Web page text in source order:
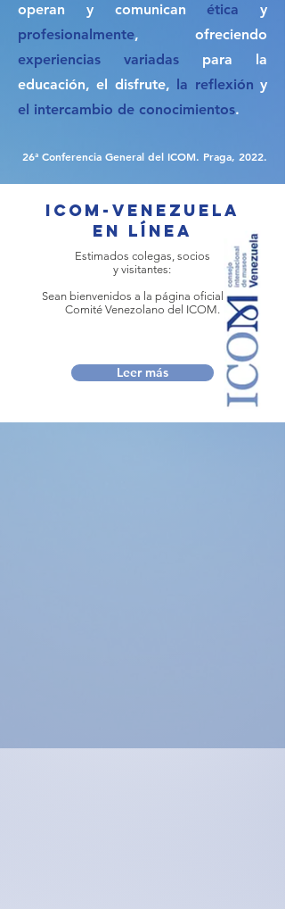
operan y comunican ética y
profesionalmente, ofreciendo
experiencias
variadas para la
educación, el disfrute, la reflexión y
el intercambio de conocimientos.
26ª Conferencia General del ICOM. Praga, 2022.
ICOM-Venezuela
en línea
Estimados colegas, socios
y visitantes:
Sean bienvenidos a la página oficial del
Comité Venezolano del ICOM.
Leer más